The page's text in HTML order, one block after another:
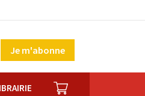
Je m'abonne
PANIER